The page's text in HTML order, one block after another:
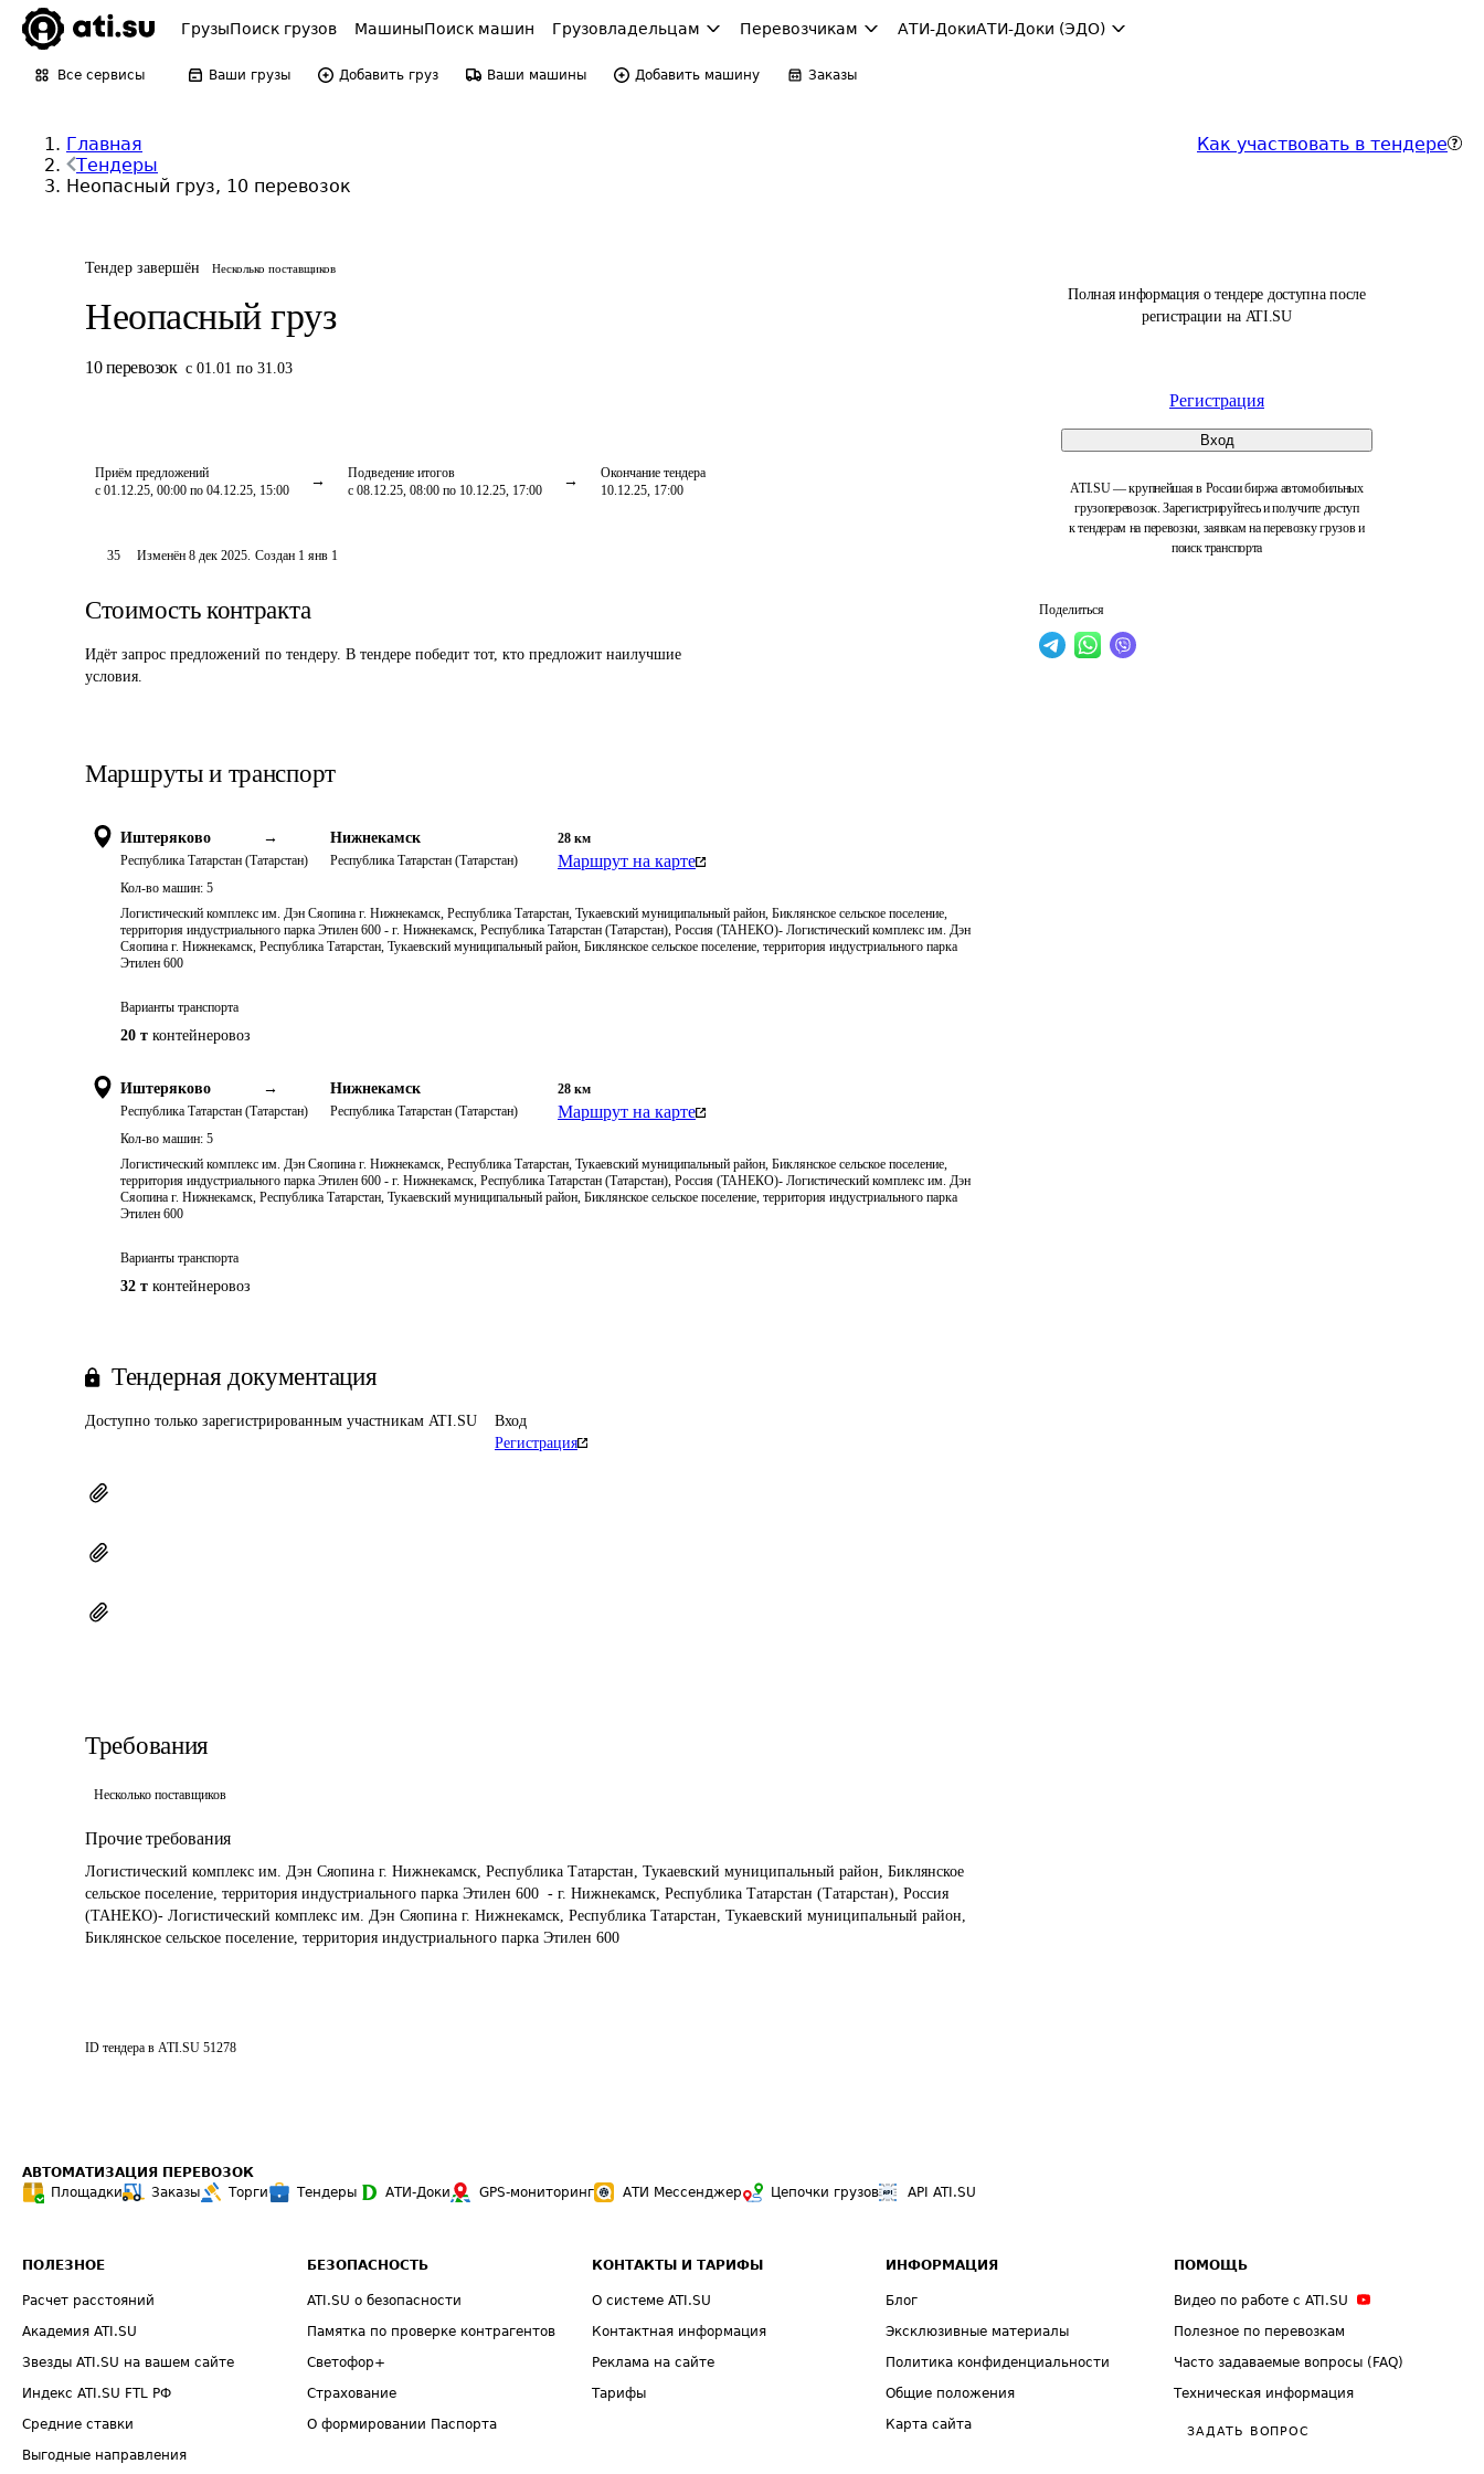
ГрузыПоиск грузов МашиныПоиск машин Грузовладельцам Перевозчикам АТИ-ДокиАТИ-Доки (ЭДО)
Все сервисы Ваши грузы Добавить груз Ваши машины Добавить машину Заказы
Главная
Тендеры
Неопасный груз, 10 перевозок
Как участвовать в тендере
Тендер завершён Несколько поставщиков
Неопасный груз
10 перевозок с 01.01 по 31.03
Приём предложений
с 01.12.25, 00:00 по 04.12.25, 15:00
Подведение итогов
с 08.12.25, 08:00 по 10.12.25, 17:00
Окончание тендера
10.12.25, 17:00
Полная информация о тендере доступна после
регистрации на ATI.SU
Регистрация
Вход
ATI.SU — крупнейшая в России биржа автомобильных
грузоперевозок. Зарегистрируйтесь и получите доступ
к тендерам на перевозки, заявкам на перевозку грузов и
поиск транспорта
Поделиться
35 Изменён8 дек 2025. Создан 1 янв 1
Стоимость контракта
Идёт запрос предложений по тендеру. В тендере победит тот, кто предложит наилучшие
условия.
Маршруты и транспорт
Иштеряково →
Республика Татарстан (Татарстан)
Нижнекамск
Республика Татарстан (Татарстан)
28 км
Маршрут на карте
Кол-во машин: 5
Логистический комплекс им. Дэн Сяопина г. Нижнекамск, Республика Татарстан, Тукаевский муниципальный район, Биклянское сельское поселение,
территория индустриального парка Этилен 600 - г. Нижнекамск, Республика Татарстан (Татарстан), Россия (ТАНЕКО)- Логистический комплекс им. Дэн
Сяопина г. Нижнекамск, Республика Татарстан, Тукаевский муниципальный район, Биклянское сельское поселение, территория индустриального парка
Этилен 600
Варианты транспорта
20 т контейнеровоз
Иштеряково →
Республика Татарстан (Татарстан)
Нижнекамск
Республика Татарстан (Татарстан)
28 км
Маршрут на карте
Кол-во машин: 5
Логистический комплекс им. Дэн Сяопина г. Нижнекамск, Республика Татарстан, Тукаевский муниципальный район, Биклянское сельское поселение,
территория индустриального парка Этилен 600 - г. Нижнекамск, Республика Татарстан (Татарстан), Россия (ТАНЕКО)- Логистический комплекс им. Дэн
Сяопина г. Нижнекамск, Республика Татарстан, Тукаевский муниципальный район, Биклянское сельское поселение, территория индустриального парка
Этилен 600
Варианты транспорта
32 т контейнеровоз
Тендерная документация
Доступно только зарегистрированным участникам ATI.SU
Вход
Регистрация
Требования
Несколько поставщиков
Прочие требования
Логистический комплекс им. Дэн Сяопина г. Нижнекамск, Республика Татарстан, Тукаевский муниципальный район, Биклянское
сельское поселение, территория индустриального парка Этилен 600  - г. Нижнекамск, Республика Татарстан (Татарстан), Россия
(ТАНЕКО)- Логистический комплекс им. Дэн Сяопина г. Нижнекамск, Республика Татарстан, Тукаевский муниципальный район,
Биклянское сельское поселение, территория индустриального парка Этилен 600
ID тендера в ATI.SU 51278
АВТОМАТИЗАЦИЯ ПЕРЕВОЗОК
Площадки
Заказы Торги Тендеры АТИ-Доки GPS-мониторинг АТИ Мессенджер Цепочки грузов API ATI.SU
ПОЛЕЗНОЕ
Расчет расстояний
Академия ATI.SU
Звезды ATI.SU на вашем сайте
Индекс ATI.SU FTL РФ
Средние ставки
Выгодные направления
БЕЗОПАСНОСТЬ
ATI.SU о безопасности
Памятка по проверке контрагентов
Светофор+
Страхование
О формировании Паспорта
КОНТАКТЫ И ТАРИФЫ
О системе ATI.SU
Контактная информация
Реклама на сайте
Тарифы
ИНФОРМАЦИЯ
Блог
Эксклюзивные материалы
Политика конфиденциальности
Общие положения
Карта сайта
ПОМОЩЬ
Видео по работе с ATI.SU
Полезное по перевозкам
Часто задаваемые вопросы (FAQ)
Техническая информация
ЗАДАТЬ ВОПРОС